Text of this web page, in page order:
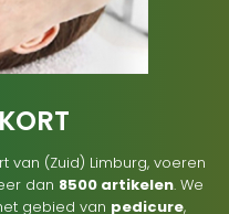
van (Zuid) Limburg, voeren
dan 8500 artikelen. We
gebied van pedicure,